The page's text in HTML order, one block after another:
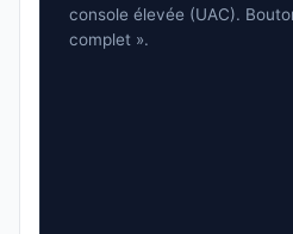
console élevée (UAC).
complet ».